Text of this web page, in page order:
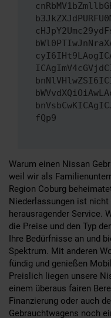
fQp9
Warum einen Nissan
weil wir als
Region Coburg
Niederlassungen ist
herausragender Service.
die Preise und den Typ
Ihre Bedürfnisse an und
Spektrum. Mit anderen
fündig und genießen
Preislich liegen unsere
einem überaus fairen
Finanzierung oder auch
Gebrauchtwagens noch